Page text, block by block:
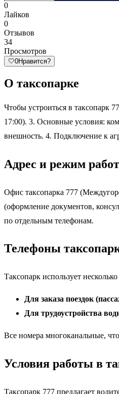
0
Лайков
0
Отзывов
34
Просмотров
🤍0Нравится?
О таксопарке
Чтобы устроиться в таксопарк
17:00). 3. Основные условия:
внешность. 4. Подключение к
Адрес и режим
Офис таксопарка 777
(оформление документов,
по отдельным телефонам.
Телефоны
Таксопарк использует
Для заказа поездок
Для трудоустройства
Все номера многоканальные,
Условия работы в
Таксопарк 777 предлагает